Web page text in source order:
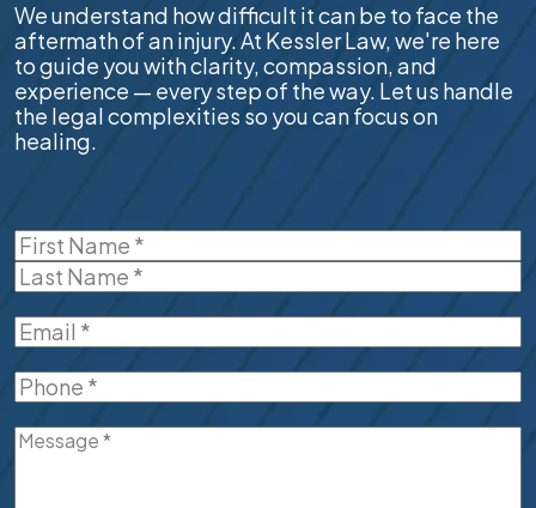
We understand how difficult it can be to face the
aftermath of an injury. At Kessler Law, we're here
to guide you with clarity, compassion, and
experience — every step of the way. Let us handle
the legal complexities so you can focus on
healing.
Name(Required)
First
Email(Required)
Phone(Required)
Message(Required)